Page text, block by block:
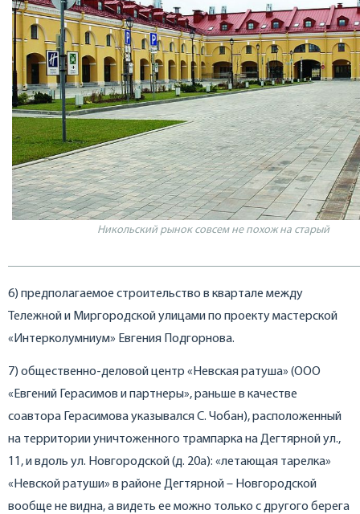
Никольский рынок совсем не похож на старый
6) предполагаемое строительство в квартале между
Тележной и Миргородской улицами по проекту мастерской
«Интерколумниум» Евгения Подгорнова.
7) общественно-деловой центр «Невская ратуша» (ООО
«Евгений Герасимов и партнеры», раньше в качестве
соавтора Герасимова указывался С. Чобан), расположенный
на территории уничтоженного трампарка на Дегтярной ул.,
11, и вдоль ул. Новгородской (д. 20а): «летающая тарелка»
«Невской ратуши» в районе Дегтярной – Новгородской
вообще не видна, а видеть ее можно только с другого берега